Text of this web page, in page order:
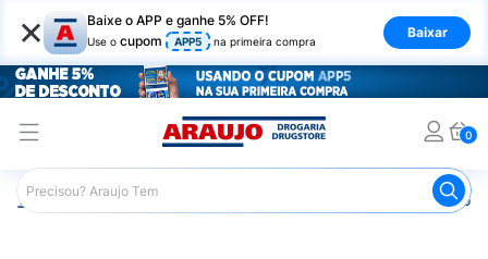
× Baixe o APP e ganhe 5% OFF!
Use o cupom APP5 na primeira compra
Baixar
0
Araujo Medicamentos Remédio para Sistema Nervoso